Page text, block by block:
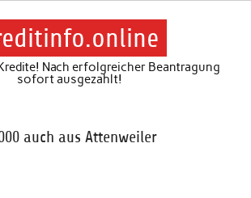
Nach erfolgreicher Beantragung
sofort ausgezahlt!
auch aus Attenweiler